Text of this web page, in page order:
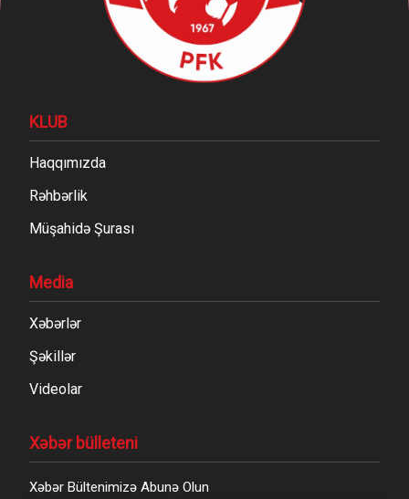
KLUB
Haqqımızda
Rəhbərlik
Müşahidə Şurası
Media
Xəbərlər
Şəkillər
Videolar
Xəbər bülleteni
Xəbər Bültenimizə Abunə Olun